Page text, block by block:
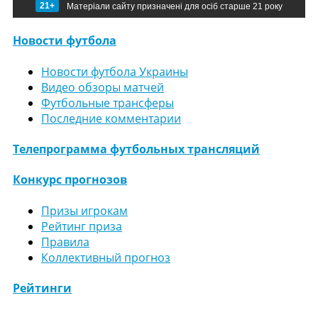
21+ Матеріали сайту призначені для осіб старше 21 року
Новости футбола
Новости футбола Украины
Видео обзоры матчей
Футбольные трансферы
Последние комментарии
Телепрограмма футбольных трансляций
Конкурс прогнозов
Призы игрокам
Рейтинг приза
Правила
Коллективный прогноз
Рейтинги